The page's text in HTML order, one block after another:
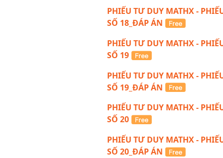
PHIẾU TƯ DUY MATHX -
SỐ 18_ĐÁP ÁN
PHIẾU TƯ DUY MATHX -
SỐ 19
PHIẾU TƯ DUY MATHX -
SỐ 19_ĐÁP ÁN
PHIẾU TƯ DUY MATHX -
SỐ 20
PHIẾU TƯ DUY MATHX -
SỐ 20_ĐÁP ÁN